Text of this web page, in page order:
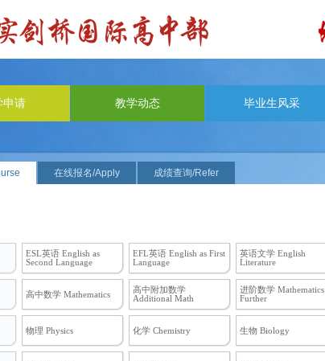
申请 教学动态 毕业生风采
在线报名/Apply 成绩查询/Refer
ESL英语 English as
Second Language
EFL英语 English as First
Language
英语文学 English
Literature
高中数学 Mathematics
高中附加数学
Additional Math
进阶数学 Mathematics
Further
物理 Physics 化学 Chemistry 生物 Biology